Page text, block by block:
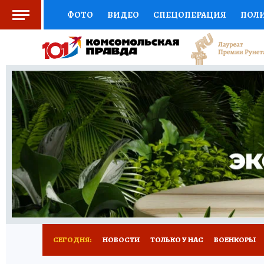
ФОТО ВИДЕО СПЕЦОПЕРАЦИЯ
СОЦПОДДЕРЖКА НАУКА СПОРТ
ВЫБОР ЭКСПЕРТОВ ДОКТОР
КНИЖНАЯ ПОЛКА ПРОГНОЗЫ НА СПОРТ
ПРЕСС-ЦЕНТР НЕДВИЖИМОСТЬ
РАДИО КП РЕКЛАМА ТЕСТЫ НОВОЕ
СЕГОДНЯ: НОВОСТИ ТОЛЬКО У НАС ВОЕНКОРЫ